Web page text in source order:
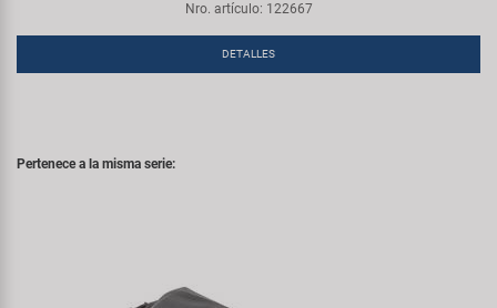
Nro. artículo: 122667
DETALLES
Pertenece a la misma serie: